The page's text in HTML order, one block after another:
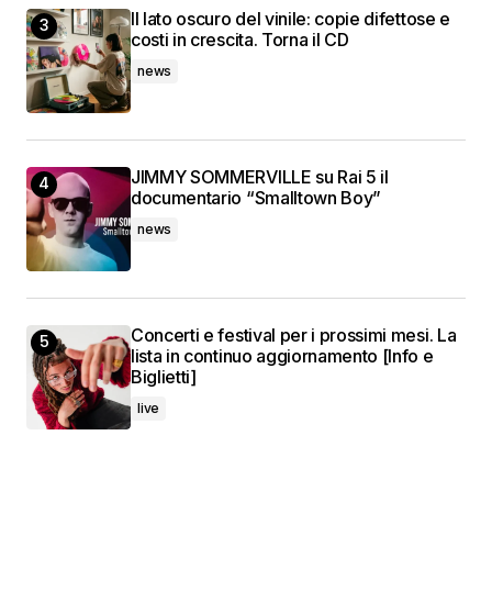
Il lato oscuro del vinile: copie difettose e
costi in crescita. Torna il CD
news
JIMMY SOMMERVILLE su Rai 5 il
documentario “Smalltown Boy”
news
Concerti e festival per i prossimi mesi. La
lista in continuo aggiornamento [Info e
Biglietti]
live